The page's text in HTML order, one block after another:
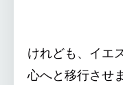
けれども、イエ
心へと移行させ